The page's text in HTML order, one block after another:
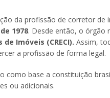
da profissão de corretor
1978. Desde então, o órgão
Imóveis (CRECI). Assim,
a profissão de forma legal.
como base a constituição
ou adicionais.